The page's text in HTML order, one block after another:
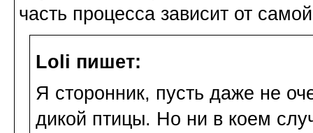
часть процесса зависит от
Loli пишет:
Я сторонник, пусть даже не
дикой птицы. Но ни в коем